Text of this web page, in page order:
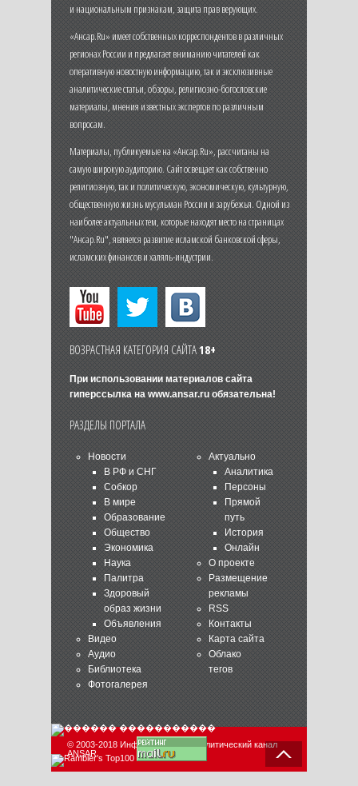
и национальным признакам, защита прав верующих.
«Ансар.Ru» имеет собственных корреспондентов в различных
регионах России и предлагает вниманию читателей как
оперативную новостную информацию, так и эксклюзивные
аналитические статьи, обзоры, религиозно-богословские
материалы, мнения известных экспертов по различным
вопросам.
Материалы, публикуемые на «Ансар.Ru», рассчитаны на
самую широкую аудиторию. Сайт освещает как собственно
религиозную, так и политическую, экономическую, культурную,
общественную жизнь мусульман России и зарубежья. Одной из
наиболее актуальных тем, которые находят место на страницах
"Ансар.Ru", является развитие исламской банковской сферы,
исламских финансов и халяль-индустрии.
ВОЗРАСТНАЯ КАТЕГОРИЯ САЙТА18+
При использовании материалов сайта
гиперссылка на www.ansar.ruобязательна!
РАЗДЕЛЫ ПОРТАЛА
Новости
В РФ и СНГ
Собкор
В мире
Образование
Общество
Экономика
Наука
Палитра
Здоровый
образ жизни
Объявления
Видео
Аудио
Библиотека
Фотогалерея
Актуально
Аналитика
Персоны
Прямой
путь
История
Онлайн
О проекте
Размещение
рекламы
RSS
Контакты
Карта сайта
Облако
тегов
© 2003-2018 Информационно-аналитический канал
ANSAR